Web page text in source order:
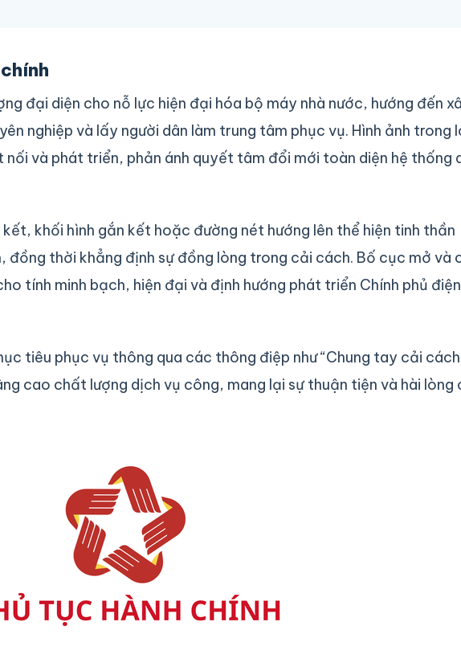
đại diện cho nỗ lực hiện đại hóa bộ máy nhà nước, hướng đến
nghiệp và lấy người dân làm trung tâm phục vụ. Hình ảnh trong
và phát triển, phản ánh quyết tâm đổi mới toàn diện hệ thống
khối hình gắn kết hoặc đường nét hướng lên thể hiện tinh thần
đồng thời khẳng định sự đồng lòng trong cải cách. Bố cục mở và
tính minh bạch, hiện đại và định hướng phát triển Chính phủ
tiêu phục vụ thông qua các thông điệp như “Chung tay cải
cao chất lượng dịch vụ công, mang lại sự thuận tiện và hài lòng